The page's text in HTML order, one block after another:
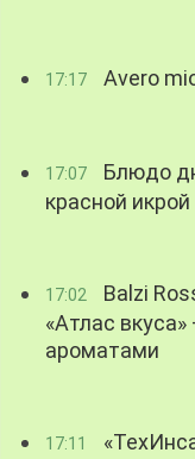
17:17 Avero
17:07
Блюдо
красной икрой
17:02
Balzi
«Атлас
ароматами
17:11